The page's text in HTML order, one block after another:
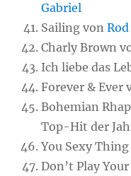
Gabriel
Sailing von
Charly Brown
Ich liebe das
Forever & Ever
Bohemian
Top-Hit der
You Sexy
Don’t Play